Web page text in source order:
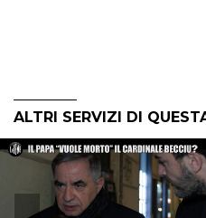
ALTRI SERVIZI DI